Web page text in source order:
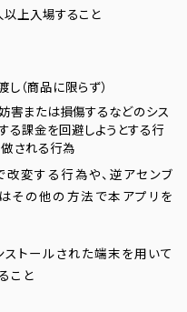
以上入場すること
（商品に限らず）
害または損傷するなどのシス
課金を回避しようとする行
される行為
変する行為や、逆アセンブ
はその他の方法で本アプリを
トールされた端末を用いて
こと